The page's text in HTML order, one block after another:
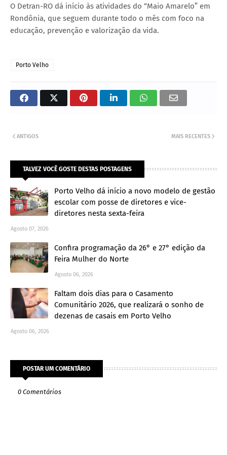
O Detran-RO dá início às atividades do “Maio Amarelo” em
Rondônia, que seguem durante todo o mês com foco na
educação, prevenção e valorização da vida.
Porto Velho
MAIS RECENTES
ANTIGOS
TALVEZ VOCÊ GOSTE DESTAS POSTAGENS
Porto Velho dá início a novo modelo de gestão
escolar com posse de diretores e vice-
diretores nesta sexta-feira
Agosto 07, 2026
Confira programação da 26° e 27° edição da
Feira Mulher do Norte
Agosto 06, 2026
Faltam dois dias para o Casamento
Comunitário 2026, que realizará o sonho de
dezenas de casais em Porto Velho
Agosto 06, 2026
POSTAR UM COMENTÁRIO
0 Comentários